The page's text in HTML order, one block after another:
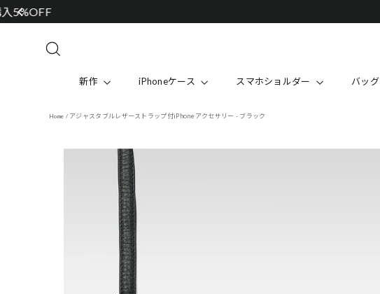
to
content
新作 iPhoneケース スマホショルダー バッグ
Home /アジャスタブルレザーストラップ付iPhoneアクセサリー - ブラック